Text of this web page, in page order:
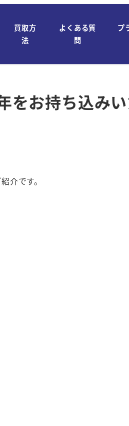
買取方
法
よくある質
問
プ
お持ち込みい
介です。